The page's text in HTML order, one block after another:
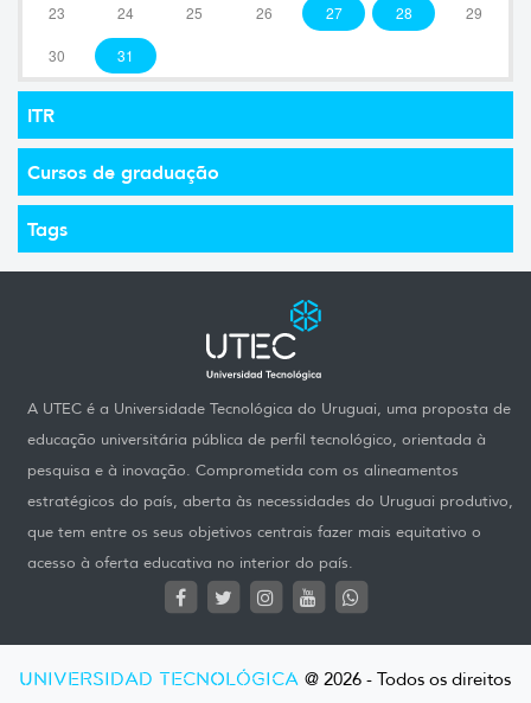
23 24 25 26 27 28 29
30 31
ITR
Cursos de graduação
Tags
A UTEC é a Universidade Tecnológica do Uruguai, uma proposta de
educação universitária pública de perfil tecnológico, orientada à
pesquisa e à inovação. Comprometida com os alineamentos
estratégicos do país, aberta às necessidades do Uruguai produtivo,
que tem entre os seus objetivos centrais fazer mais equitativo o
acesso à oferta educativa no interior do país.
UNIVERSIDAD TECNOLÓGICA @ 2026 - Todos os direitos